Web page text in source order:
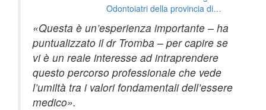
Odontoiatri della provincia di
partecipare al bando per il
conseguimento delle borse di
studio
«Questa è un’esperienza importante – ha
puntualizzato il dr Tromba – per capire se
vi è un reale interesse ad intraprendere
questo percorso professionale che vede
l’umiltà tra i valori fondamentali dell’essere
medico».